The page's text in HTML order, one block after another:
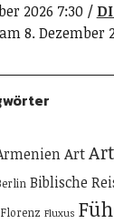
2026 7:30
8. Dezember
Art
Biblische
Florenz Fluxus